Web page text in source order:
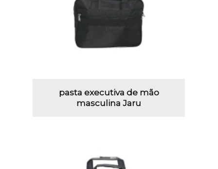
pasta executiva de mão
masculina Jaru